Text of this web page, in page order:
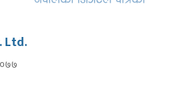
Ltd.